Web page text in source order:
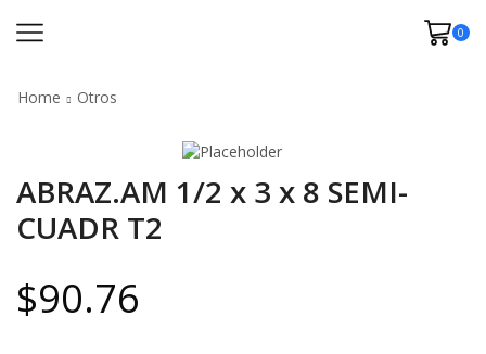
0
Home Otros
ABRAZ.AM 1/2 x 3 x 8 SEMI-
CUADR T2
$90.76